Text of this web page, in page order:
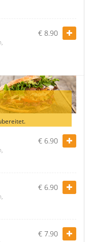
€ 8.90
€ 6.90
€ 6.90
€ 7.90